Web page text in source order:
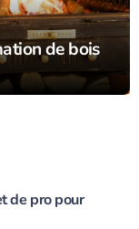
de bois
de pro pour